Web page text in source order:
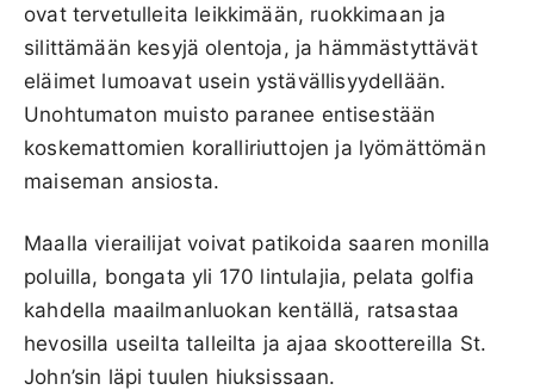
ovat tervetulleita leikkimään, ruokkimaan ja
silittämään kesyjä olentoja, ja hämmästyttävät
eläimet lumoavat usein ystävällisyydellään.
Unohtumaton muisto paranee entisestään
koskemattomien koralliriuttojen ja lyömättömän
maiseman ansiosta.
Maalla vierailijat voivat patikoida saaren monilla
poluilla, bongata yli 170 lintulajia, pelata golfia
kahdella maailmanluokan kentällä, ratsastaa
hevosilla useilta talleilta ja ajaa skoottereilla St.
John’sin läpi tuulen hiuksissaan.